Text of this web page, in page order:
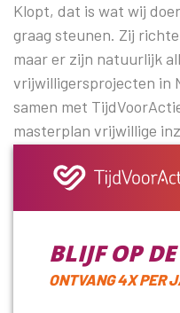
BLIJF OP
ONTVANG 4X PER
Klopt, dat is wat wij
graag steunen. Zij
maar er zijn natuurlijk
vrijwilligersprojecten in
samen met
masterplan vrijwillige
we vrijwillige inzet